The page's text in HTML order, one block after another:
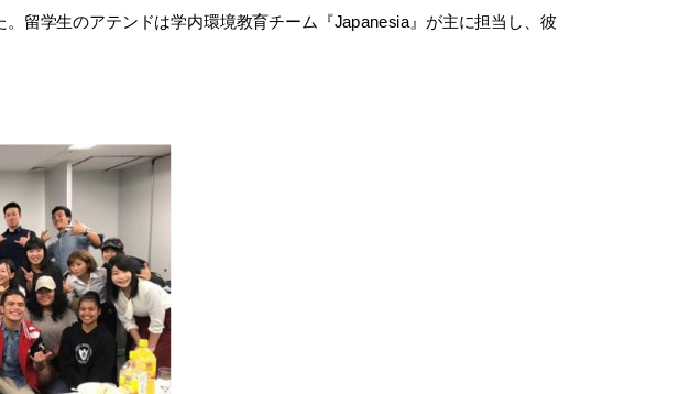
留学生のアテンドは学内環境教育チーム『Japanesia』が主に担当し、彼